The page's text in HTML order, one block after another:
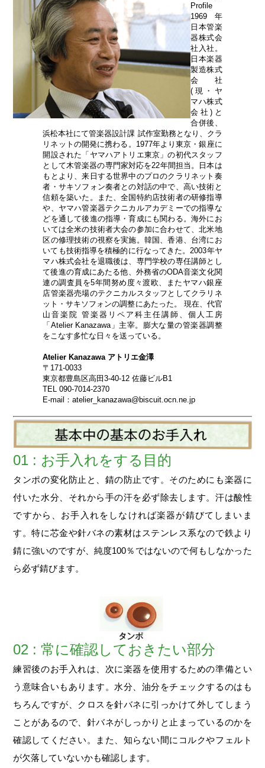
Profile
1969年
日本管楽
器株式会
社入社。
日本楽器
製造株式
会社
(現・ヤ
マハ株式
会社)と
合併後、
浜松本社にて管楽器設計課 試作室勤務となり、クラ
リネットの開発に携わる。1977年より東京・銀座に
開設された「ヤマハアトリエ東京」の初代スタッフ
として木管楽器の専門家対応を22年間担当。日本は
もとより、来日する世界中のプロのクラリネット奏
者・サキソフォン奏者との対話の中で、高い技術と
信頼を築いた。また、全国特約店技術者の研修指導
や、ヤマハ管楽器テクニカルアカデミーでの指導な
どを通して後進の指導・育成にも関わる。海外にお
いては全米の技術者大会の参加に合わせて、北米地
区の修理技術の視察を実施。韓国、香港、台湾にお
いても技術指導を積極的に行なってきた。2003年ヤ
マハ株式会社を退職後は、専門学校の専任講師とし
て後進の育成にあたる他、外務省のODA音楽文化関
連の調査員を5年間努め度々渡欧、またヤマハ銀座
店管楽器売場のテクニカルスタッフとしてクラリネ
ット・サキソフォンの調整にあたった。 現在、代官
山音楽院 管楽器リペア科主任講師、個人工房
「Atelier Kanazawa」主宰。膨大な量の管楽器調整
をこなす多忙な日々を送っている。
Atelier Kanazawa アトリエ金澤
〒171-0033
東京都豊島区高田3-40-12 佐藤ビルB1
TEL 090-7014-2370
E-mail：atelier_kanazawa@biscuit.ocn.ne.jp
01 : お手入れをする目的
タンポの変化防止と、錆の防止です。そのためにも楽器に
付いた水分、それから手の汗を必ず除去します。汗は酸性
ですから、お手入れをしなければ楽器が錆びてしまいま
す。特に芯金や針バネの素材はステンレス系なので鉄より
錆に強いのですが、純度100％ではないので何もしなかった
ら必ず錆びます。
02 : 常に確認しておきたい部分
練習後のお手入れは、次に楽器を使用するための準備とい
う意味合いもあります。水分、油分をチェックするのはも
ちろんですが、クロスを針バネに引っかけて外してしまう
ことがあるので、針バネがしっかりと止まっているのかを
確認してください。また、知らない間にコルクやフェルト
が欠落していないかも確認します。